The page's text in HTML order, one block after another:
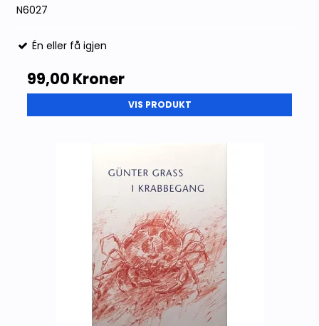
N6027
Én eller få igjen
99,00 Kroner
VIS PRODUKT